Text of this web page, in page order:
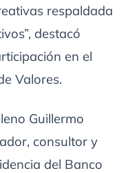
respaldada
destacó
en el
Valores.
Guillermo
consultor y
del Banco